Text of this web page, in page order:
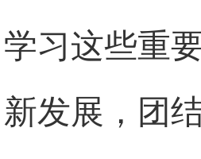
学习这些重
新发展，团